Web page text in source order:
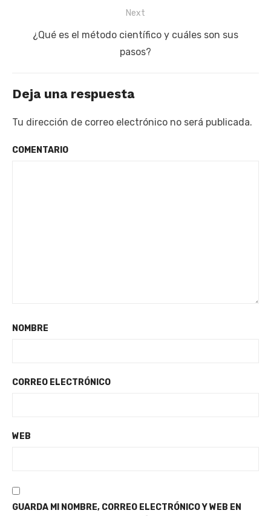
Next
Next¿Qué es el método científico y cuáles son sus
pasos?
Deja una respuesta
Tu dirección de correo electrónico no será publicada.
COMENTARIO
NOMBRE
CORREO ELECTRÓNICO
WEB
GUARDA MI NOMBRE, CORREO ELECTRÓNICO Y WEB EN